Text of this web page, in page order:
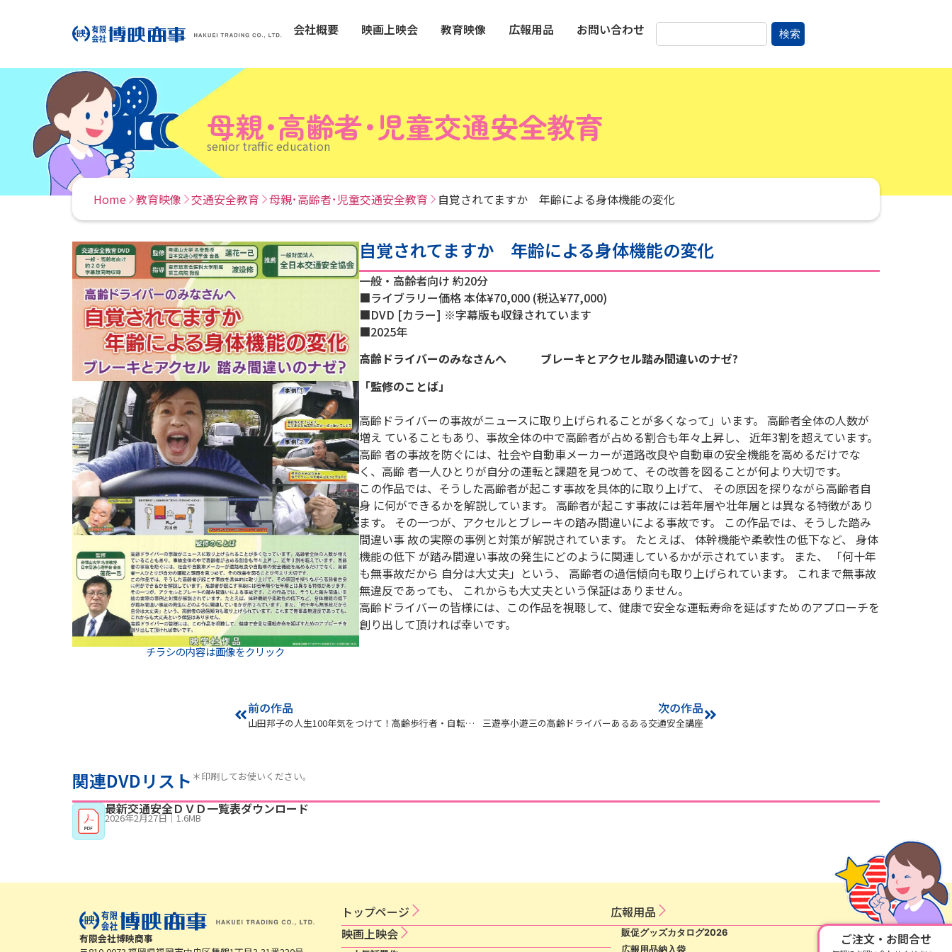
会社概要 映画上映会 教育映像 広報用品 お問い合わせ 検索
母親･高齢者･児童交通安全教育
senior traffic education
Home 教育映像 交通安全教育 母親･高齢者･児童交通安全教育 自覚されてますか 年齢による身体機能の変化
チラシの内容は画像をクリック
自覚されてますか 年齢による身体機能の変化
一般・高齢者向け 約20分
■ライブラリー価格 本体¥70,000 (税込¥77,000)
■DVD [カラー] ※字幕版も収録されています
■2025年
高齢ドライバーのみなさんへ ブレーキとアクセル踏み間違いのナゼ?
「監修のことば」
高齢ドライバーの事故がニュースに取り上げられることが多くなって」います。 高齢者全体の人数が
増え ていることもあり、事故全体の中で高齢者が占める割合も年々上昇し、 近年3割を超えています。
高齢 者の事故を防ぐには、社会や自動車メーカーが道路改良や自動車の安全機能を高めるだけでな
く、高齢 者一人ひとりが自分の運転と課題を見つめて、その改善を図ることが何より大切です。
この作品では、そうした高齢者が起こす事故を具体的に取り上げて、 その原因を探りながら高齢者自
身 に何ができるかを解説しています。 高齢者が起こす事故には若年層や壮年層とは異なる特徴があり
ます。 その一つが、アクセルとブレーキの踏み間違いによる事故です。 この作品では、そうした踏み
間違い事 故の実際の事例と対策が解説されています。 たとえば、 体幹機能や柔軟性の低下など、 身体
機能の低下 が踏み間違い事故の発生にどのように関連しているかが示されています。 また、 「何十年
も無事故だから 自分は大丈夫」という、 高齢者の過信傾向も取り上げられています。 これまで無事故
無違反であっても、 これからも大丈夫という保証はありません。
高齢ドライバーの皆様には、この作品を視聴して、健康で安全な運転寿命を延ばすためのアプローチを
創り出して頂ければ幸いです。
前の作品
山田邦子の人生100年気をつけて！高齢歩行者・自転車の事故
次の作品
三遊亭小遊三の高齢ドライバーあるある交通安全講座
関連DVDリスト ＊印刷してお使いください。
最新交通安全ＤＶＤ一覧表ダウンロード
2026年2月27日｜1.6MB
有限会社博映商事
トップページ
映​画​上​映​会​​
広​報​用​品​
販促グッズカタログ2026
広報用品納入袋
ご注文・お問合せ